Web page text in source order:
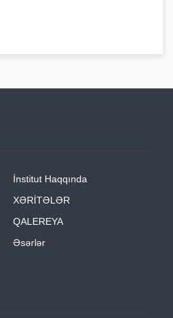
İnstitut Haqqında
XƏRİTƏLƏR
QALEREYA
Əsərlər